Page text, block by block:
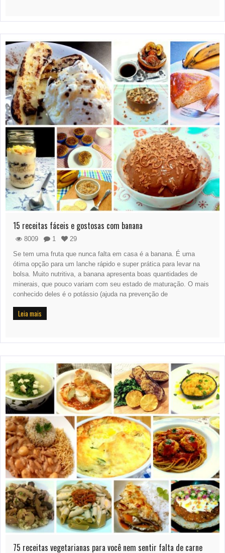
15 receitas fáceis e gostosas com banana
8009 1
29
Se tem uma fruta que nunca falta em casa é a banana. É uma
ótima opção para um lanche rápido e super prática para levar na
bolsa. Muito nutritiva, a banana apresenta boas quantidades de
minerais, que pouco variam com seu estado de maturação. O mais
conhecido deles é o potássio (ajuda na prevenção de
Leia mais
75 receitas vegetarianas para você nem sentir falta de carne